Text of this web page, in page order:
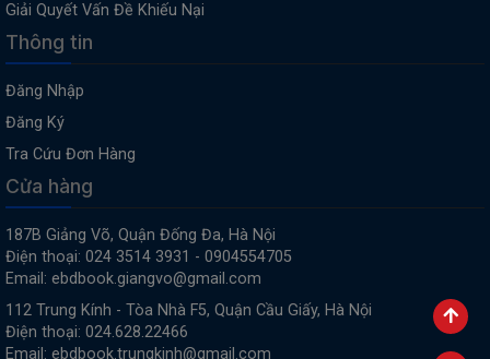
Giải Quyết Vấn Đề Khiếu Nại
Thông tin
Đăng Nhập
Đăng Ký
Tra Cứu Đơn Hàng
Cửa hàng
187B Giảng Võ, Quận Đống Đa, Hà Nội
Điện thoại: 024 3514 3931 - 0904554705
Email: ebdbook.giangvo@gmail.com
112 Trung Kính - Tòa Nhà F5, Quận Cầu Giấy, Hà Nội
Điện thoại: 024.628.22466
Email: ebdbook.trungkinh@gmail.com